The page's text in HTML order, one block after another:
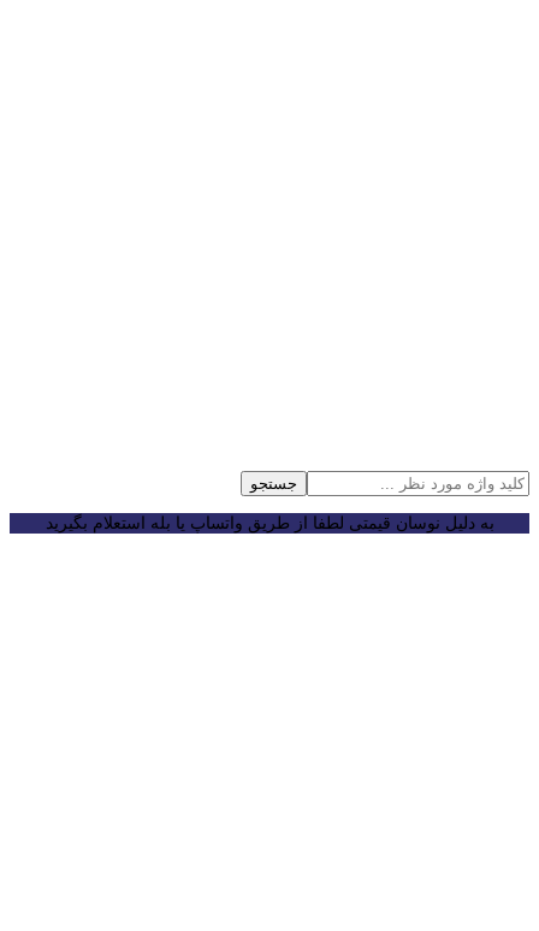
جستجو
به دلیل نوسان قیمتی لطفا از طریق واتساپ یا بله استعلام بگیرید